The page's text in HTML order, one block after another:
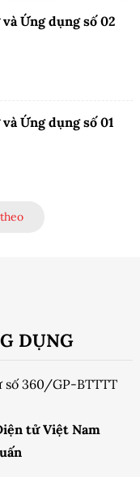
Ứng dụng số 02
Ứng dụng số 01
DỤNG
360/GP-BTTTT
tử Việt Nam